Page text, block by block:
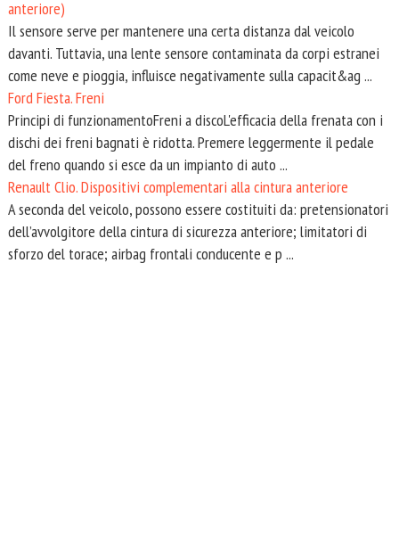
anteriore)
Il sensore serve per mantenere una certa distanza dal veicolo
davanti. Tuttavia, una lente sensore contaminata da corpi estranei
come neve e pioggia, influisce negativamente sulla capacit&ag ...
Ford Fiesta. Freni
Principi di funzionamentoFreni a discoL'efficacia della frenata con i
dischi dei freni bagnati è ridotta. Premere leggermente il pedale
del freno quando si esce da un impianto di auto ...
Renault Clio. Dispositivi complementari alla cintura anteriore
A seconda del veicolo, possono essere costituiti da: pretensionatori
dell’avvolgitore della cintura di sicurezza anteriore; limitatori di
sforzo del torace; airbag frontali conducente e p ...